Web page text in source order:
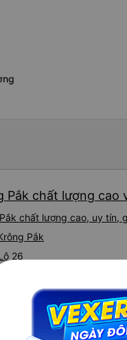
chất lượng cao
chất lượng cao, uy tín,
Pắk
26
cao từ Krông Pắk
Km 47, Krông Pắc, Đắk
tại Đắk Lắk (QL26)
tại 43-45 Quang Trung